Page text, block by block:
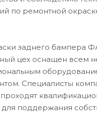
по ремонтной
заднего бампера
цех оснащен всем
Специалисты
для поддержания